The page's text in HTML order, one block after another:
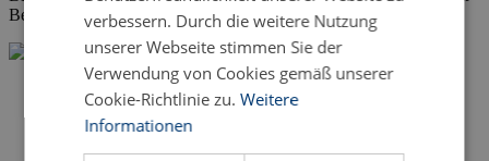
Bestellungen durch den Buchhandel vorbehalten ist.
verbessern. Durch die weitere Nutzung
unserer Webseite stimmen Sie der
Verwendung von Cookies gemäß unserer
Cookie-Richtlinie zu. Weitere
Informationen